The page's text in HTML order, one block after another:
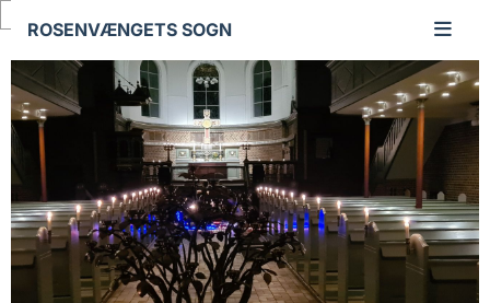
ROSENVÆNGETS SOGN